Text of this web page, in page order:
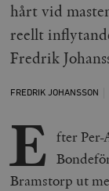
hårt vid
reellt
Fredrik
FREDRIK JOHANSSON
E
fter Per-
Bramstorp ut